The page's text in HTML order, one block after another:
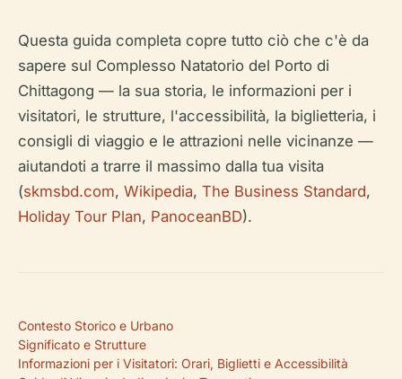
Questa guida completa copre tutto ciò che c'è da
sapere sul Complesso Natatorio del Porto di
Chittagong — la sua storia, le informazioni per i
visitatori, le strutture, l'accessibilità, la biglietteria, i
consigli di viaggio e le attrazioni nelle vicinanze —
aiutandoti a trarre il massimo dalla tua visita
(skmsbd.com, Wikipedia, The Business Standard,
Holiday Tour Plan, PanoceanBD).
Contesto Storico e Urbano
Significato e Strutture
Informazioni per i Visitatori: Orari, Biglietti e Accessibilità